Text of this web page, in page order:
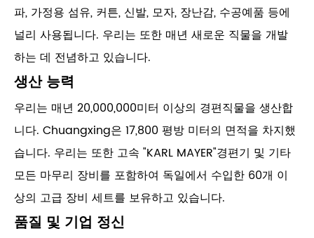
파, 가정용 섬유, 커튼, 신발, 모자, 장난감, 수공예품 등에
널리 사용됩니다. 우리는 또한 매년 새로운 직물을 개발
하는 데 전념하고 있습니다.
생산 능력
우리는 매년 20,000,000미터 이상의 경편직물을 생산합
니다. Chuangxing은 17,800 평방 미터의 면적을 차지했
습니다. 우리는 또한 고속 "KARL MAYER"경편기 및 기타
모든 마무리 장비를 포함하여 독일에서 수입한 60개 이
상의 고급 장비 세트를 보유하고 있습니다.
품질 및 기업 정신